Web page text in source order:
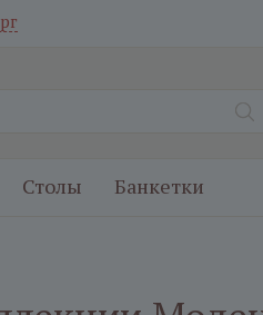
Столы Банкетки